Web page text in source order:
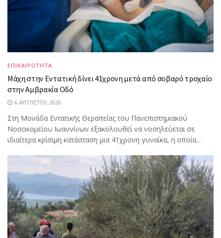
ΕΠΙΚΑΙΡΟΤΗΤΑ
Μάχη στην Εντατική δίνει 41χρονη μετά από σοβαρό τροχαίο
στην Αμβρακία Οδό
6 ΑΥΓΟΎΣΤΟΥ, 2026
Στη Μονάδα Εντατικής Θεραπείας του Πανεπιστημιακού
Νοσοκομείου Ιωαννίνων εξακολουθεί να νοσηλεύεται σε
ιδιαίτερα κρίσιμη κατάσταση μια 41χρονη γυναίκα, η οποία...